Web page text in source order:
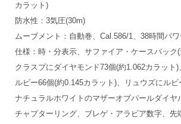
カラット)
防水性：3気圧(30m)
ムーブメント：自動巻、Cal.586/1、38時間パ
仕様：時・分表示、サファイア・ケースバック
クラスプにダイヤモンド73個(約1.062カラット
ルビー66個(約0.145カラット)、リュウズにル
ナチュラルホワイトのマザーオブパールダイヤ
チャプターリング、ブレゲ・アラビア数字、先